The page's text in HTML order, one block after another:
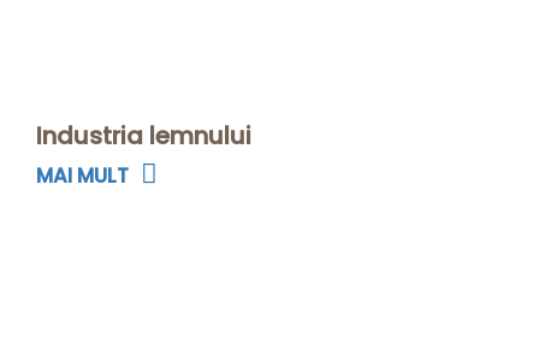
Industria lemnului
MAI MULT